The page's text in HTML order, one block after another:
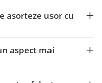
asorteze usor cu
aspect mai